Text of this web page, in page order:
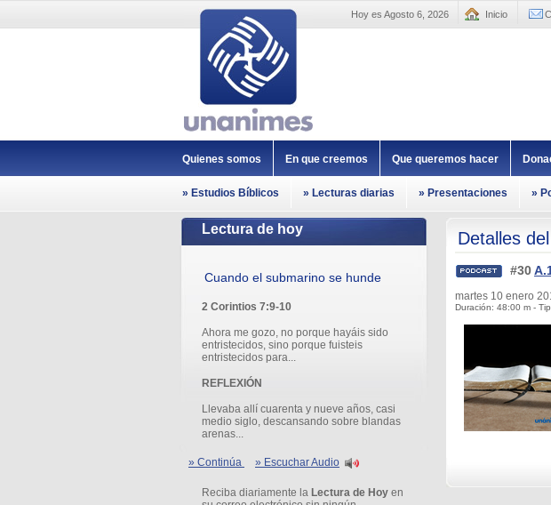
Hoy es Agosto 6, 2026 Inicio
Quienes somos En que creemos Que queremos hacer
» Estudios Bíblicos » Lecturas diarias » Presentaciones »
Lectura de hoy
Cuando el submarino se hunde
2 Corintios 7:9-10
Ahora me gozo, no porque hayáis sido
entristecidos, sino porque fuisteis
entristecidos para...
REFLEXIÓN
Llevaba allí cuarenta y nueve años, casi
medio siglo, descansando sobre blandas
arenas...
» Continúa » Escuchar Audio
Reciba diariamente la Lectura de Hoy en
Detalles
#30
martes 10 enero
Duración: 48:00 m -